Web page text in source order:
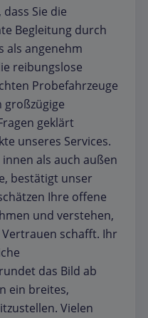
Sie die
Begleitung durch
als angenehm
reibungslose
Probefahrzeuge
großzügige
geklärt
unseres Services.
als auch außen
bestätigt unser
Ihre offene
und verstehen,
schafft. Ihr
das Bild ab
ein breites,
Vielen